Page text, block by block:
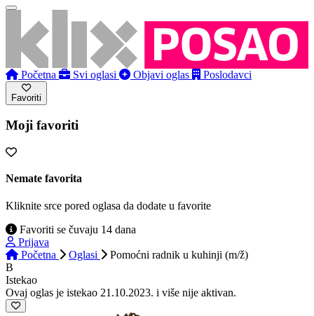
Početna Svi oglasi Objavi oglas Poslodavci
Favoriti
Moji favoriti
Nemate favorita
Kliknite srce pored oglasa da dodate u favorite
Favoriti se čuvaju 14 dana
Prijava
Početna
Oglasi
Pomoćni radnik u kuhinji (m/ž)
B
Istekao
Ovaj oglas je istekao 21.10.2023. i više nije aktivan.